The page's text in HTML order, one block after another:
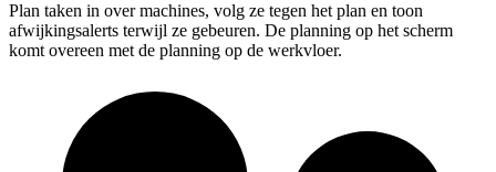
Plan taken in over machines, volg ze tegen het plan en toon
afwijkingsalerts terwijl ze gebeuren. De planning op het scherm
komt overeen met de planning op de werkvloer.